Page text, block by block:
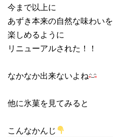
今まで以上に
あずき本来の自然な味わいを
楽しめるように
リニューアルされた！！
なかなか出来ないよね
他に氷菓を見てみると
こんなかんじ